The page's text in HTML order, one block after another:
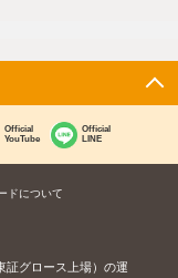
Official
YouTube
Official
LINE
ドについて
証グロース上場）の運